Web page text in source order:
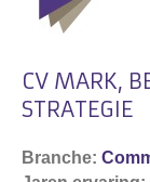
CV MARK,
STRATEGIE
Branche: